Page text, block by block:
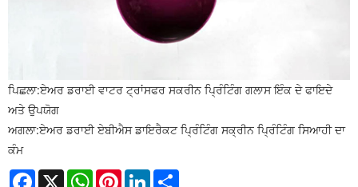
ਪਿਛਲਾ:ਏਅਰ ਡਰਾਈ ਵਾਟਰ ਟ੍ਰਾਂਸਫਰ ਸਕਰੀਨ ਪ੍ਰਿੰਟਿੰਗ ਗਲਾਸ ਇੰਕ ਦੇ ਫਾਇਦੇ
ਅਤੇ ਉਪਯੋਗ
ਅਗਲਾ:ਏਅਰ ਡਰਾਈ ਏਬੀਐਸ ਡਾਇਰੈਕਟ ਪ੍ਰਿੰਟਿੰਗ ਸਕ੍ਰੀਨ ਪ੍ਰਿੰਟਿੰਗ ਸਿਆਹੀ ਦਾ
ਕੰਮ
Facebook
X WhatsAppPinterestLinkedIn